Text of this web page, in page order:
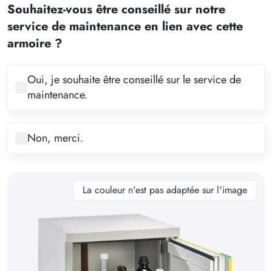
3
4
6
7
9
Souhaitez-vous être conseillé sur notre
service de maintenance en lien avec cette
armoire ?
Oui, je souhaite être conseillé sur le service de
maintenance.
Non, merci.
La couleur n'est pas adaptée sur l'image